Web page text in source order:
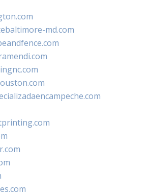
md.com